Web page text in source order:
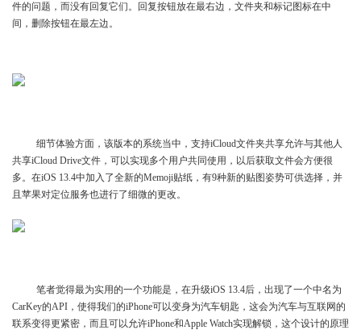
件的问题，而没有回复它们。回复按钮放在最右边，文件夹和标记图标在中
间，删除按钮在最左边。
细节体验方面，该版本的系统当中，支持iCloud‌文件夹共享允许与其他人
共享iCloud Drive文件，可以实现多个用户共同使用，以后获取文件会方便很
多。在iOS 13.4中加入了全新的Memoji贴纸，有9种新的贴图姿势可供选择，并
且苹果对定位服务也进行了细微的更改。
笔者觉得最为实用的一个功能是，在升级iOS 13.4后，出现了一个中名为
CarKey的API，使得我们的iPhone可以变身为汽车钥匙，这会为汽车与互联网的
联系变得更紧密，而且可以允许iPhone和Apple Watch实现解锁，这个设计的原理